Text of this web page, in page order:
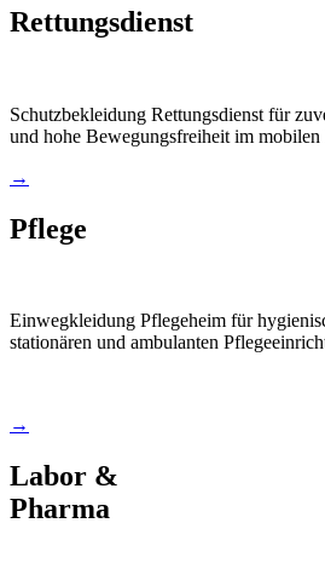
Rettungsdienst
Schutzbekleidung Rettungsdienst für
und hohe Bewegungsfreiheit im mobilen
→
Pflege
Einwegkleidung Pflegeheim für
stationären und ambulanten
→
Labor &
Pharma